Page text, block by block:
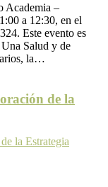
Academia –
a 12:30, en el
Este evento es
Salud y de
la…
de la